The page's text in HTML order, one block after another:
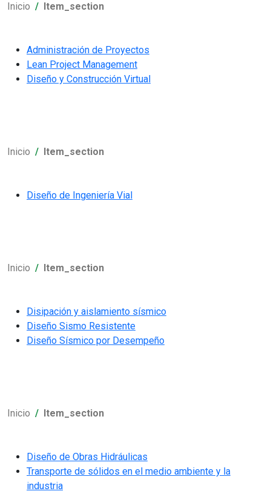
Inicio Item_section
Administración de Proyectos
Lean Project Management
Diseño y Construcción Virtual
Inicio Item_section
Diseño de Ingeniería Vial
Inicio Item_section
Disipación y aislamiento sísmico
Diseño Sismo Resistente
Diseño Sísmico por Desempeño
Inicio Item_section
Diseño de Obras Hidráulicas
Transporte de sólidos en el medio ambiente y la
industria